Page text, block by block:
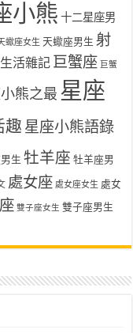
小熊 十二星座男
蠍座女生 天蠍座男生 射
活雜記 巨蟹座 巨蟹
熊之最 星座
趣 星座小熊語錄
生 牡羊座 牡羊座男
處女座 處女座女生 處女
雙子座女生 雙子座男生